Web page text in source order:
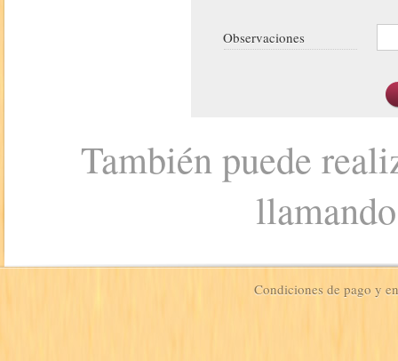
Observaciones
También puede
Condiciones de pago y